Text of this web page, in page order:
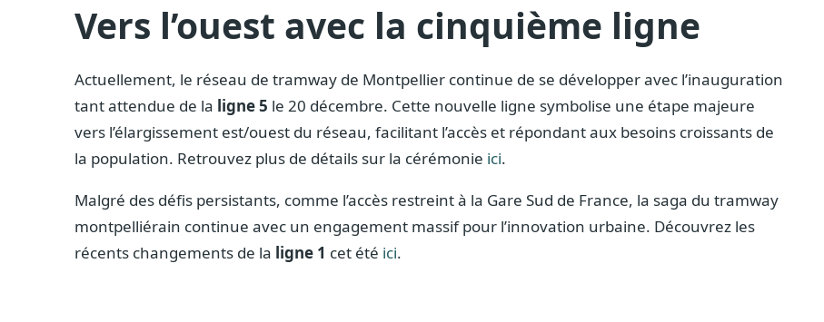
Vers l’ouest avec la cinquième ligne
Actuellement, le réseau de tramway de Montpellier continue de se développer avec l’inauguration
tant attendue de la ligne 5 le 20 décembre. Cette nouvelle ligne symbolise une étape majeure
vers l’élargissement est/ouest du réseau, facilitant l’accès et répondant aux besoins croissants de
la population. Retrouvez plus de détails sur la cérémonie ici.
Malgré des défis persistants, comme l’accès restreint à la Gare Sud de France, la saga du tramway
montpelliérain continue avec un engagement massif pour l’innovation urbaine. Découvrez les
récents changements de la ligne 1 cet été ici.